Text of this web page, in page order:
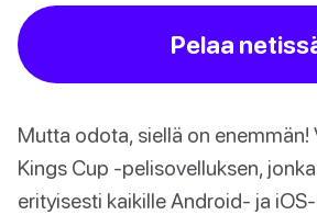
Pelaa
Mutta odota, siellä on enemmän!
Kings Cup -pelisovelluksen,
erityisesti kaikille Android- ja